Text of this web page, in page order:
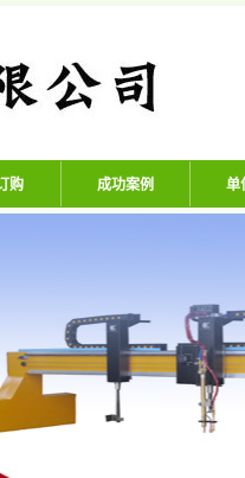
、乙炔管、
购 成功案例 单